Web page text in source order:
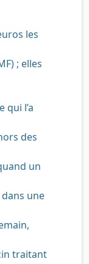
les
; elles
qui l’a
des
un
une
traitant